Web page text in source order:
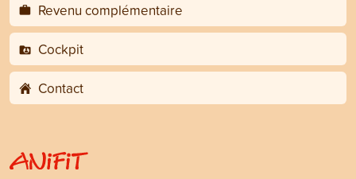
Revenu complémentaire
Cockpit
Contact